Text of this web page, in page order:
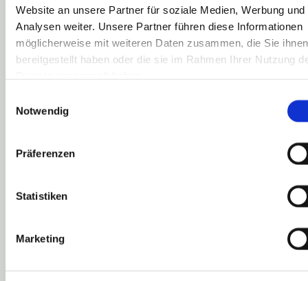
Website an unsere Partner für soziale Medien, Werbung und
Analysen weiter. Unsere Partner führen diese Informationen
möglicherweise mit weiteren Daten zusammen, die Sie ihnen
bereitgestellt haben oder die sie im Rahmen Ihrer Nutzung
Notwendig
Präferenzen
Statistiken
Marketing